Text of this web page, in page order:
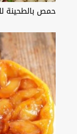
حمص بالطحينة